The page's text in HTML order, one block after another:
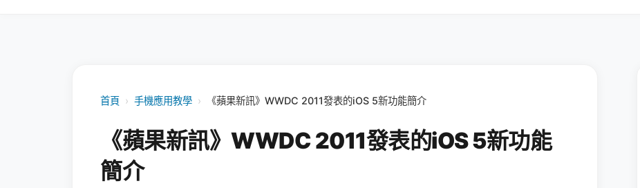
首頁 › 手機應用教學 › 《蘋果新訊》WWDC 2011發表的iOS 5新功能簡介
《蘋果新訊》WWDC 2011發表的iOS 5新功能
簡介